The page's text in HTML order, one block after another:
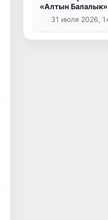
«Алтын Балалык»
31 июля 2026,